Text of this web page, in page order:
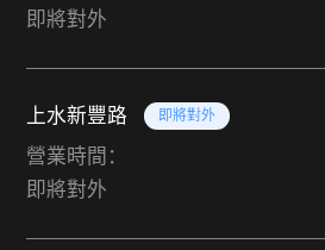
即將對外
上水新豐路 即將對外
營業時間：
即將對外